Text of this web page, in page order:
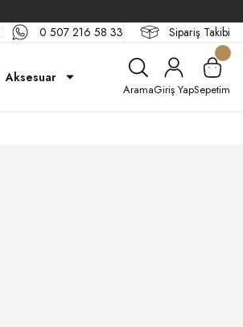
0 507 216 58 33 Sipariş Takibi
Aksesuar
AramaGiriş YapSepetim